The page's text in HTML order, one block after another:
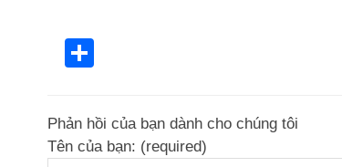
Phản hồi của bạn dành cho chúng tôi
Tên của bạn: (required)